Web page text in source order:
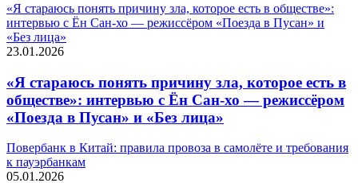
«Я стараюсь понять причину зла, которое есть в обществе»:
интервью с Ён Сан-хо — режиссёром «Поезда в Пусан» и
«Без лица»
23.01.2026
«Я стараюсь понять причину зла, которое есть в
обществе»: интервью с Ён Сан-хо — режиссёром
«Поезда в Пусан» и «Без лица»
Повербанк в Китай: правила провоза в самолёте и требования
к пауэрбанкам
05.01.2026